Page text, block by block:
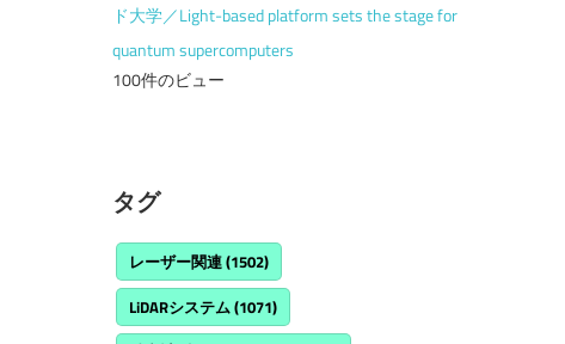
ド大学／Light-based platform sets the stage for
quantum supercomputers
100件のビュー
タグ
レーザー関連(1502)
LiDARシステム(1071)